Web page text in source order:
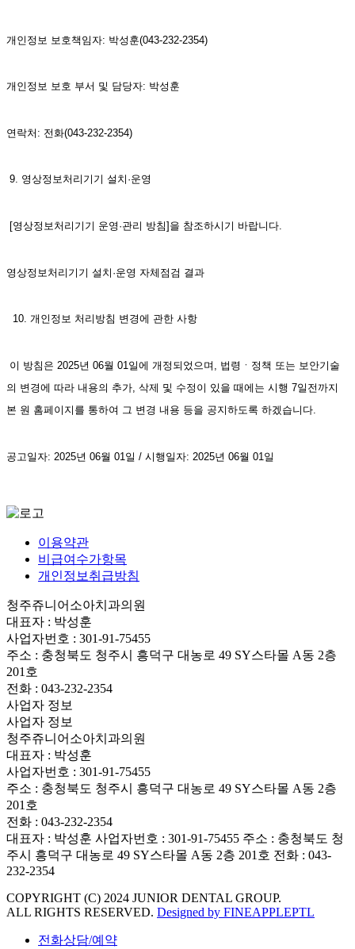
개인정보 보호책임자: 박성훈(043-232-2354)
개인정보 보호 부서 및 담당자: 박성훈
연락처: 전화(043-232-2354)
9. 영상정보처리기기 설치·운영
[영상정보처리기기 운영·관리 방침]을 참조하시기 바랍니다.
영상정보처리기기 설치·운영 자체점검 결과
10. 개인정보 처리방침 변경에 관한 사항
이 방침은 2025년 06월 01일에 개정되었으며, 법령ㆍ정책 또는 보안기술
의 변경에 따라 내용의 추가, 삭제 및 수정이 있을 때에는 시행 7일전까지
본 원 홈페이지를 통하여 그 변경 내용 등을 공지하도록 하겠습니다.
공고일자: 2025년 06월 01일 / 시행일자: 2025년 06월 01일
이용약관
비급여수가항목
개인정보취급방침
청주쥬니어소아치과의원
대표자 : 박성훈
사업자번호 : 301-91-75455
주소 : 충청북도 청주시 흥덕구 대농로 49 SY스타몰 A동 2층
201호
전화 : 043-232-2354
사업자 정보
사업자 정보
청주쥬니어소아치과의원
대표자 : 박성훈
사업자번호 : 301-91-75455
주소 : 충청북도 청주시 흥덕구 대농로 49 SY스타몰 A동 2층
201호
전화 : 043-232-2354
대표자 : 박성훈 사업자번호 : 301-91-75455 주소 : 충청북도 청
주시 흥덕구 대농로 49 SY스타몰 A동 2층 201호 전화 : 043-
232-2354
COPYRIGHT (C) 2024 JUNIOR DENTAL GROUP.
ALL RIGHTS RESERVED. Designed by FINEAPPLEPTL
전화상담/예약